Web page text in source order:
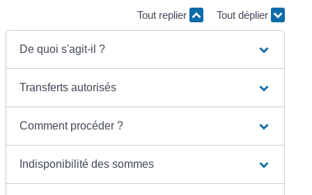
Tout replier
Tout déplier
De quoi s'agit-il ?
Transferts autorisés
Comment procéder ?
Indisponibilité des sommes